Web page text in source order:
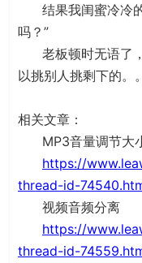
结果我闺蜜冷冷的
吗？”
老板顿时无语了，
以挑别人挑剩下的。
相关文章：
MP3音量调节大
https://
thread-id-
视频音频分离
https://
thread-id-